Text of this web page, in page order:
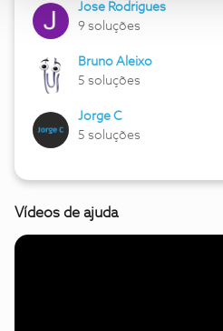
Jose Rodrigues
9 soluções
Bruno Aleixo
5 soluções
Jorge C
5 soluções
Vídeos de ajuda